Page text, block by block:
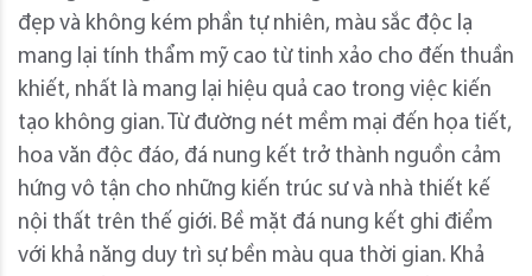
đẹp và không kém phần tự nhiên, màu sắc độc lạ
mang lại tính thẩm mỹ cao từ tinh xảo cho đến thuần
khiết, nhất là mang lại hiệu quả cao trong việc kiến
tạo không gian. Từ đường nét mềm mại đến họa tiết,
hoa văn độc đáo, đá nung kết trở thành nguồn cảm
hứng vô tận cho những kiến trúc sư và nhà thiết kế
nội thất trên thế giới. Bề mặt đá nung kết ghi điểm
với khả năng duy trì sự bền màu qua thời gian. Khả